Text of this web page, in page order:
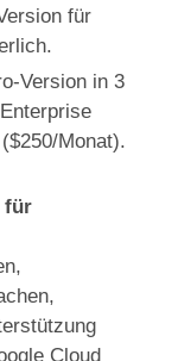
für
Version in 3
Monat).
für
Cloud